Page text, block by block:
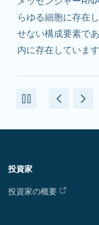
役割を果たします
用し、必要なたん
投資家
投資家の概要